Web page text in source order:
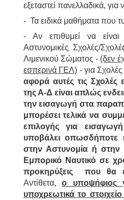
εξεταστεί πανελλαδικά,
- Τα ειδικά μαθήματα που
- Αν επιθυμεί να είναι
Αστυνομικές Σχολές/
Λιμενικού Σώματος - (δεν
εσπερινά ΓΕΛ) - για
αφορά αυτές τις Σχολές
της Α-Δ είναι απλώς
την εισαγωγή στα
μπορέσει τελικά να
επιλογής για
υποβάλει οπωσδήποτε
στην Αστυνομία ή στην
Εμπορικό Ναυτικό σε
προκηρύξεις που θα
Αντίθετα,ο υποψήφιος
υποχρεωτικά το